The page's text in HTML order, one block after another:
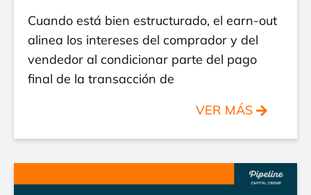
Cuando está bien estructurado, el earn-out
alinea los intereses del comprador y del
vendedor al condicionar parte del pago
final de la transacción de
VER MÁS